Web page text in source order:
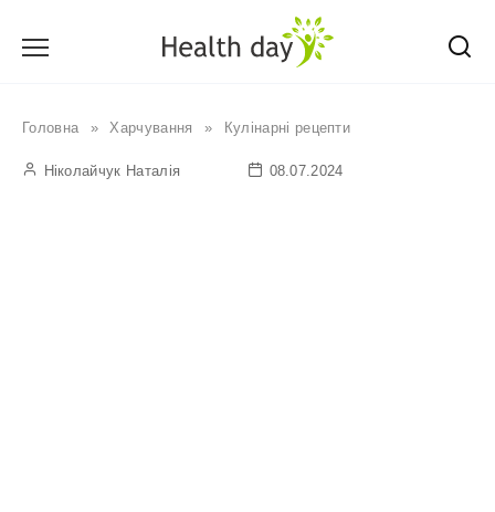
Головна » Харчування » Кулінарні рецепти
Ніколайчук Наталія 08.07.2024